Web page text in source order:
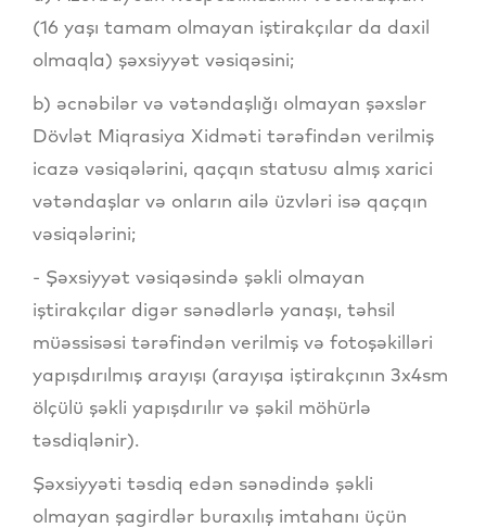
(16 yaşı tamam olmayan iştirakçılar da daxil
olmaqla) şəxsiyyət vəsiqəsini;
b) əcnəbilər və vətəndaşlığı olmayan şəxslər
Dövlət Miqrasiya Xidməti tərəfindən verilmiş
icazə vəsiqələrini, qaçqın statusu almış xarici
vətəndaşlar və onların ailə üzvləri isə qaçqın
vəsiqələrini;
- Şəxsiyyət vəsiqəsində şəkli olmayan
iştirakçılar digər sənədlərlə yanaşı, təhsil
müəssisəsi tərəfindən verilmiş və fotoşəkilləri
yapışdırılmış arayışı (arayışa iştirakçının 3x4sm
ölçülü şəkli yapışdırılır və şəkil möhürlə
təsdiqlənir).
Şəxsiyyəti təsdiq edən sənədində şəkli
olmayan şagirdlər buraxılış imtahanı üçün